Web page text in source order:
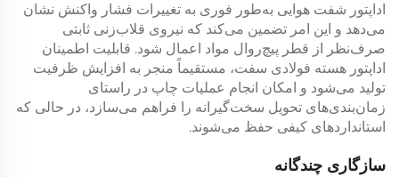
اداپتور شفت هوایی به‌طور فوری به تغییرات فشار واکنش نشان
می‌دهد و این امر تضمین می‌کند که نیروی قلاب‌زنی ثابتی
صرف‌نظر از قطر پیچ‌روال مواد اعمال شود. قابلیت اطمینان
اداپتور هسته فولادی سفت، مستقیماً منجر به افزایش ظرفیت
تولید می‌شود و امکان انجام عملیات چاپ در راستای
زمان‌بندی‌های تحویل سخت‌گیرانه را فراهم می‌سازد، در حالی که
استانداردهای کیفی حفظ می‌شوند.
سازگاری چندگانه